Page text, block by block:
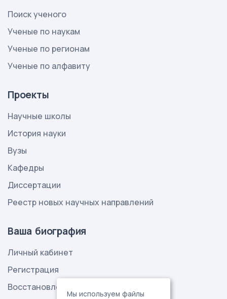
Поиск ученого
Ученые по наукам
Ученые по регионам
Ученые по алфавиту
Проекты
Научные школы
История науки
Вузы
Кафедры
Диссертации
Реестр новых научных направлений
Ваша биография
Личный кабинет
Регистрация
Восстановление пароля
Мы используем файлы